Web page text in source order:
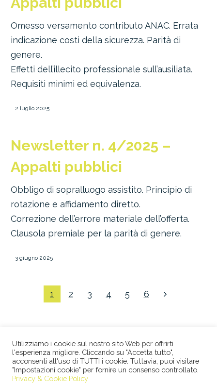
Omesso versamento contributo ANAC. Errata
indicazione costi della sicurezza. Parità di
genere.
Effetti dell’illecito professionale sull’ausiliata.
Requisiti minimi ed equivalenza.
2 luglio 2025
Newsletter n. 4/2025 –
Appalti pubblici
Obbligo di sopralluogo assistito. Principio di
rotazione e affidamento diretto.
Correzione dell’errore materiale dell’offerta.
Clausola premiale per la parità di genere.
3 giugno 2025
1 2 3 4 5 6
© 2026 STUDIO LEGALE BERTACCO RECLA & PARTNERS •
VIA SAN CLEMENTE, 1 • 20122 MILANO • TEL +39 02
Utilizziamo i cookie sul nostro sito Web per offrirti
l'esperienza migliore. Cliccando su "Accetta tutto",
acconsenti all'uso di TUTTI i cookie. Tuttavia, puoi visitare
"Impostazioni cookie" per fornire un consenso controllato.
Privacy & Cookie Policy